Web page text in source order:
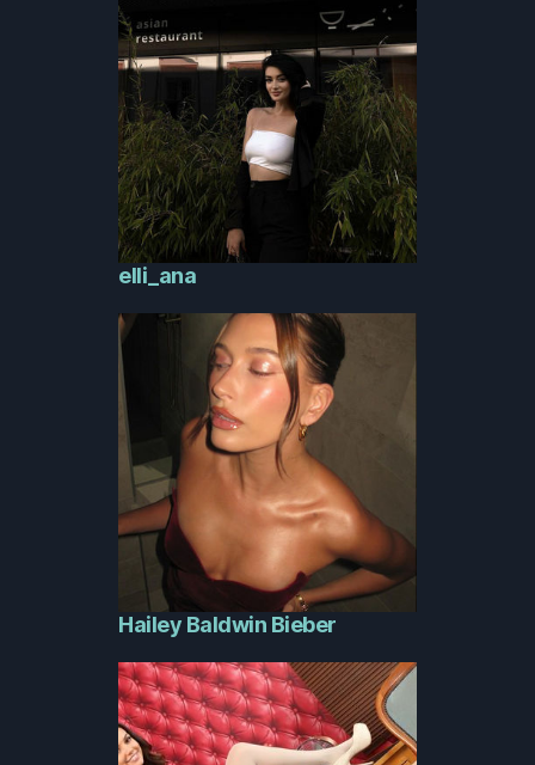
elli_ana
Hailey Baldwin Bieber